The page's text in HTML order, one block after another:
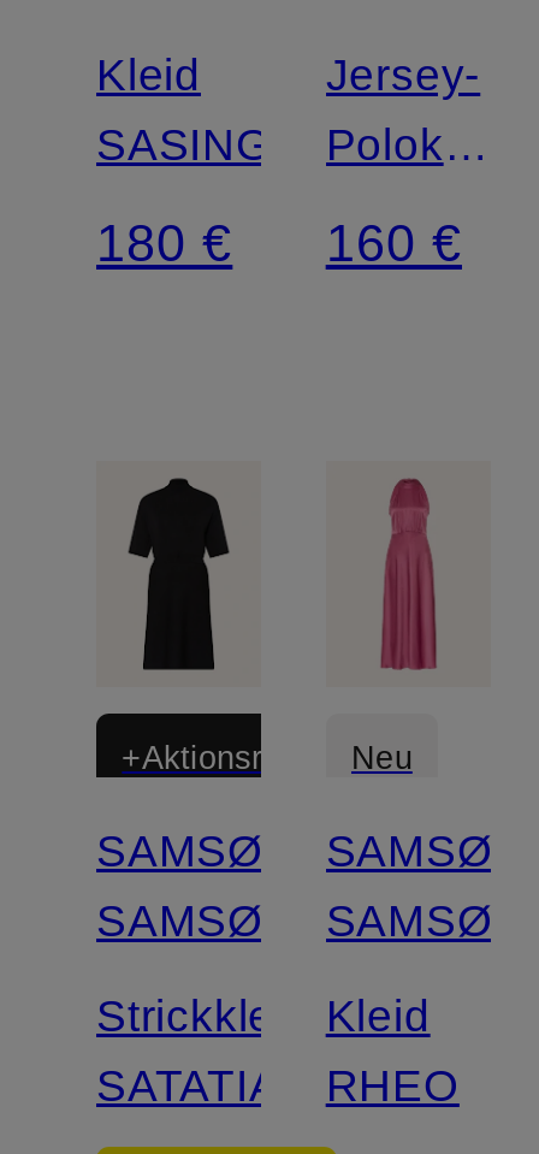
Kleid
SASINGY
180 €
Jersey-
Polokleid
SASUN
160 €
+Aktionsrabatt
Zertifiziert
SAMSØE
SAMSØE
Strickkleid
SATATIANA
Neu
SAMSØE
SAMSØE
Kleid
RHEO